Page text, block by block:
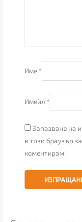
Име *
Имейл *
Запазване на
в този браузър
коментирам.